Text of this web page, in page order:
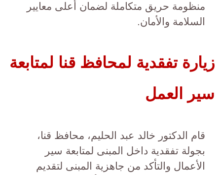
منظومة حريق متكاملة لضمان أعلى معايير
السلامة والأمان.
زيارة تفقدية لمحافظ قنا لمتابعة
سير العمل
قام الدكتور خالد عبد الحليم، محافظ قنا،
بجولة تفقدية داخل المبنى لمتابعة سير
الأعمال والتأكد من جاهزية المبنى لتقديم